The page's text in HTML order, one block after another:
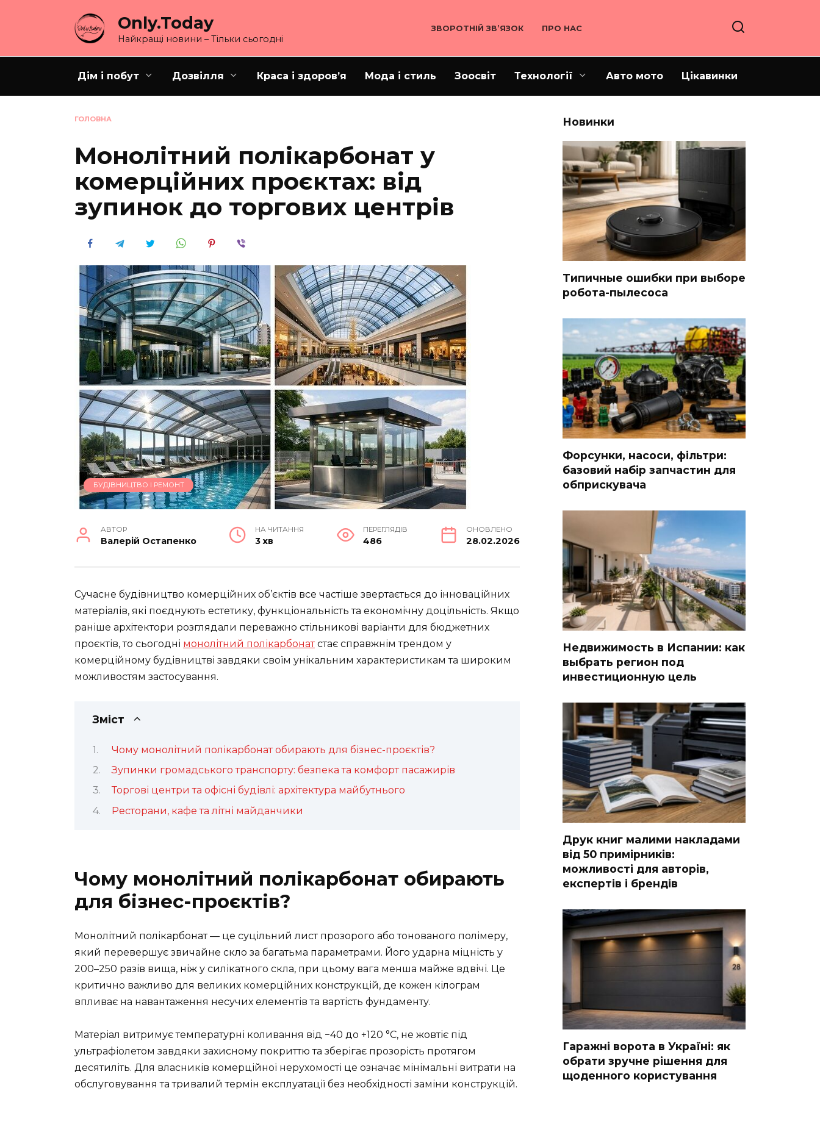
Only.Today
Найкращі новини – Тільки сьогодні
ЗВОРОТНІЙ ЗВ’ЯЗОК ПРО НАС
Дім і побут Дозвілля Краса і здоров’я Мода і стиль Зоосвіт Технології Авто мото Цікавинки
ГОЛОВНА
Монолітний полікарбонат у
комерційних проєктах: від
зупинок до торгових центрів
БУДІВНИЦТВО І РЕМОНТ
АВТОР
Валерій Остапенко
НА ЧИТАННЯ
3 хв
ПЕРЕГЛЯДІВ
486
ОНОВЛЕНО
28.02.2026
Сучасне будівництво комерційних об’єктів все частіше звертається до інноваційних
матеріалів, які поєднують естетику, функціональність та економічну доцільність. Якщо
раніше архітектори розглядали переважно стільникові варіанти для бюджетних
проєктів, то сьогодні монолітний полікарбонатстає справжнім трендом у
комерційному будівництві завдяки своїм унікальним характеристикам та широким
можливостям застосування.
Зміст
Чому монолітний полікарбонат обирають для бізнес-проєктів?
Зупинки громадського транспорту: безпека та комфорт пасажирів
Торгові центри та офісні будівлі: архітектура майбутнього
Ресторани, кафе та літні майданчики
Чому монолітний полікарбонат обирають
для бізнес-проєктів?
Монолітний полікарбонат — це суцільний лист прозорого або тонованого полімеру,
який перевершує звичайне скло за багатьма параметрами. Його ударна міцність у
200–250 разів вища, ніж у силікатного скла, при цьому вага менша майже вдвічі. Це
критично важливо для великих комерційних конструкцій, де кожен кілограм
впливає на навантаження несучих елементів та вартість фундаменту.
Матеріал витримує температурні коливання від −40 до +120 °C, не жовтіє під
ультрафіолетом завдяки захисному покриттю та зберігає прозорість протягом
десятиліть. Для власників комерційної нерухомості це означає мінімальні витрати на
обслуговування та тривалий термін експлуатації без необхідності заміни конструкцій.
Новинки
Типичные ошибки при выборе
робота-пылесоса
Форсунки, насоси, фільтри:
базовий набір запчастин для
обприскувача
Недвижимость в Испании: как
выбрать регион под
инвестиционную цель
Друк книг малими накладами
від 50 примірників:
можливості для авторів,
експертів і брендів
Гаражні ворота в Україні: як
обрати зручне рішення для
щоденного користування